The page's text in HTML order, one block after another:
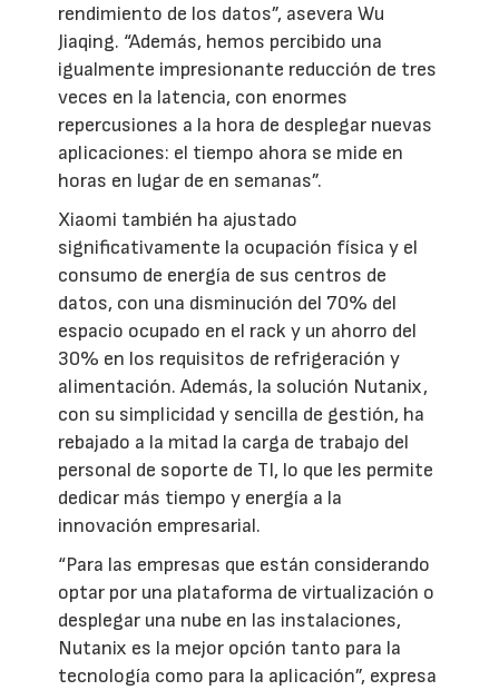
rendimiento de los datos”, asevera Wu
Jiaqing. “Además, hemos percibido una
igualmente impresionante reducción de tres
veces en la latencia, con enormes
repercusiones a la hora de desplegar nuevas
aplicaciones: el tiempo ahora se mide en
horas en lugar de en semanas”.
Xiaomi también ha ajustado
significativamente la ocupación física y el
consumo de energía de sus centros de
datos, con una disminución del 70% del
espacio ocupado en el rack y un ahorro del
30% en los requisitos de refrigeración y
alimentación. Además, la solución Nutanix,
con su simplicidad y sencilla de gestión, ha
rebajado a la mitad la carga de trabajo del
personal de soporte de TI, lo que les permite
dedicar más tiempo y energía a la
innovación empresarial.
“Para las empresas que están considerando
optar por una plataforma de virtualización o
desplegar una nube en las instalaciones,
Nutanix es la mejor opción tanto para la
tecnología como para la aplicación”, expresa